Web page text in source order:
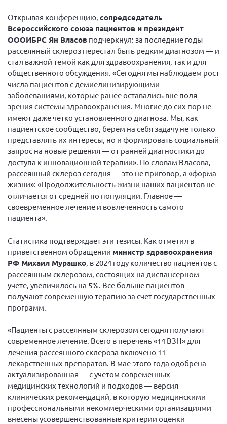
Конференция ОООИБРС 2022
Конференция ОООИБРС 2021
Конференция ВСЭ 2021
Конференция ОООИБРС 2020
Документы съездов
Первый съезд
Второй съезд
Третий съезд
Четвертый съезд
Пятый съезд
Шестой съезд
ОФ «Фонд содействия больным рассеянным
склерозом»
Новости: Казахстан
Письма и официальные ответы
Нормативно-правовые документы
Методическая литература для НКО
Публичные отчеты
Исследования, аналитика, мнения
"Рассеянный склероз. XX лет работы
ОООИБРС" (25-29.08.2020)
Всероссийская конференция-тренинг
"Рассеянный склероз: новые реалии" (26-
29.05.2022)
Открывая конференцию, сопредседатель
Всероссийского союза пациентов и президент
ОООИБРС Ян Власов подчеркнул: за последние годы
рассеянный склероз перестал быть редким диагнозом — и
стал важной темой как для здравоохранения, так и для
общественного обсуждения. «Сегодня мы наблюдаем рост
числа пациентов с демиелинизирующими
заболеваниями, которые ранее оставались вне поля
зрения системы здравоохранения. Многие до сих пор не
имеют даже четко установленного диагноза. Мы, как
пациентское сообщество, берем на себя задачу не только
представлять их интересы, но и формировать социальный
запрос на новые решения — от ранней диагностики до
доступа к инновационной терапии». По словам Власова,
рассеянный склероз сегодня — это не приговор, а «форма
жизни»: «Продолжительность жизни наших пациентов не
отличается от средней по популяции. Главное —
своевременное лечение и вовлеченность самого
пациента».
Статистика подтверждает эти тезисы. Как отметил в
приветственном обращении министр здравоохранения
РФ Михаил Мурашко , в 2024 году количество пациентов с
рассеянным склерозом, состоящих на диспансерном
учете, увеличилось на 5%. Все больше пациентов
получают современную терапию за счет государственных
программ.
«Пациенты с рассеянным склерозом сегодня получают
современное лечение. Всего в перечень «14 ВЗН» для
лечения рассеянного склероза включено 11
лекарственных препаратов. В мае этого года одобрена
актуализированная — с учетом современных
медицинских технологий и подходов — версия
клинических рекомендаций, в которую медицинскими
профессиональными некоммерческими организациями
внесены усовершенствованные критерии оценки